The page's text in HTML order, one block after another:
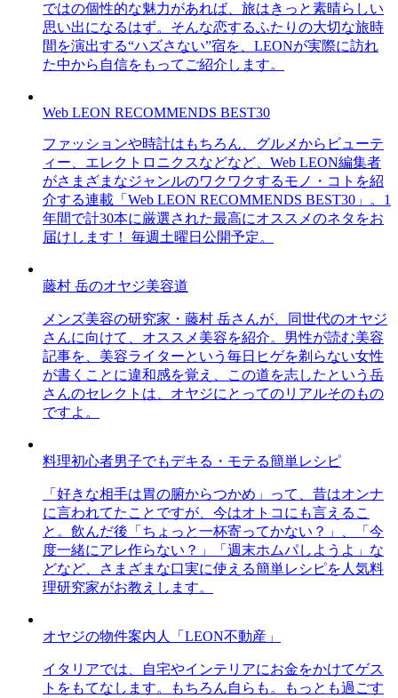
ではの個性的な魅力があれば、旅はきっと素晴らしい
思い出になるはず。そんな恋するふたりの大切な旅時
間を演出する“ハズさない”宿を、LEONが実際に訪れ
た中から自信をもってご紹介します。
Web LEON RECOMMENDS BEST30
ファッションや時計はもちろん、グルメからビューテ
ィー、エレクトロニクスなどなど、Web LEON編集者
がさまざまなジャンルのワクワクするモノ・コトを紹
介する連載「Web LEON RECOMMENDS BEST30」。1
年間で計30本に厳選された最高にオススメのネタをお
届けします！ 毎週土曜日公開予定。
藤村 岳のオヤジ美容道
メンズ美容の研究家・藤村 岳さんが、同世代のオヤジ
さんに向けて、オススメ美容を紹介。男性が読む美容
記事を、美容ライターという毎日ヒゲを剃らない女性
が書くことに違和感を覚え、この道を志したという岳
さんのセレクトは、オヤジにとってのリアルそのもの
ですよ。
料理初心者男子でもデキる・モテる簡単レシピ
「好きな相手は胃の腑からつかめ」って、昔はオンナ
に言われてたことですが、今はオトコにも言えるこ
と。飲んだ後「ちょっと一杯寄ってかない？」、「今
度一緒にアレ作らない？」「週末ホムパしようよ」な
どなど、さまざまな口実に使える簡単レシピを人気料
理研究家がお教えします。
オヤジの物件案内人「LEON不動産」
イタリアでは、自宅やインテリアにお金をかけてゲス
トをもてなします。もちろん自らも。もっとも過ごす